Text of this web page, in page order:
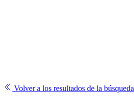
Volver a los resultados de la búsqueda